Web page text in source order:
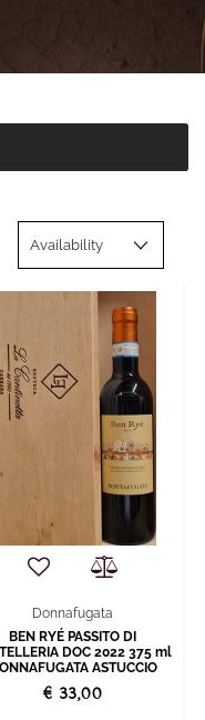
Donnafugata
BEN RYÉ PASSITO DI
DOC 2022 375 ml
ASTUCCIO
€ 33,00